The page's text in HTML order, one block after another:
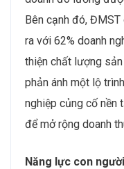
Bên cạnh đó,
ra với 62% doanh
thiện chất lượng
phản ánh một lộ
nghiệp củng cố nền
để mở rộng doanh
Năng lực con